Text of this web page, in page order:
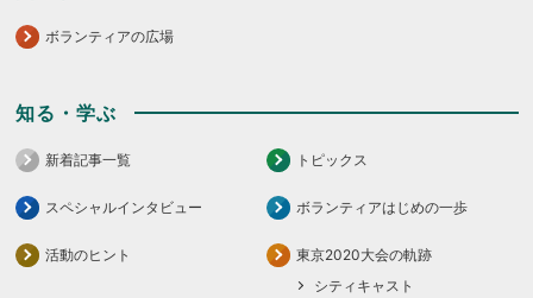
ボランティアの広場
知る・学ぶ
新着記事一覧 トピックス
スペシャルインタビュー ボランティアはじめの一歩
活動のヒント
東京2020大会の軌跡
シティキャスト